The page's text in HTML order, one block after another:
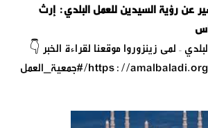
عن رؤية السيدين للعمل البلدي: إرث
– لمى زينزوروا موقعنا لقراءة الخبر 👇
https://amalbaladi.org.lb/details/3462/#جمعية_العمل